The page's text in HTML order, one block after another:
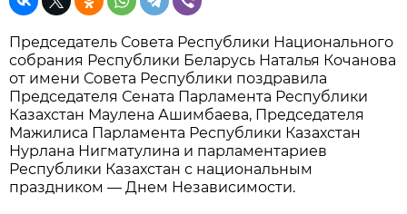
Председатель Совета Республики Национального
собрания Республики Беларусь Наталья Кочанова
от имени Совета Республики поздравила
Председателя Сената Парламента Республики
Казахстан Маулена Ашимбаева, Председателя
Мажилиса Парламента Республики Казахстан
Нурлана Нигматулина и парламентариев
Республики Казахстан с национальным
праздником — Днем Независимости.